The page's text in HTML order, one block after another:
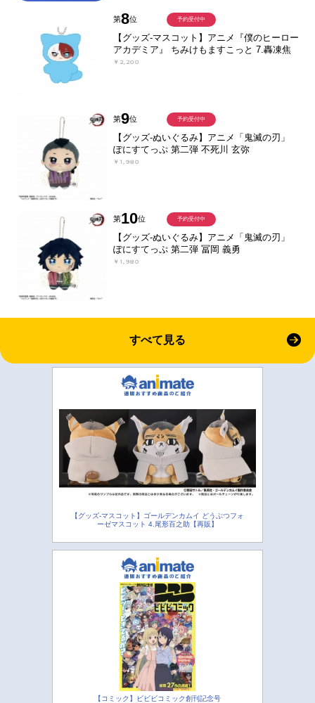
第8位
【グッズ-マスコット】アニメ『僕のヒーロー
アカデミア』 ちみけもますこっと 7.轟凍焦
￥2,200
予約受付中
第9位
【グッズ-ぬいぐるみ】アニメ「鬼滅の刃」
ぽにすてっぷ 第二弾 不死川 玄弥
￥1,980
予約受付中
第10位
【グッズ-ぬいぐるみ】アニメ「鬼滅の刃」
ぽにすてっぷ 第二弾 冨岡 義勇
￥1,980
予約受付中
すべて見る
【グッズ-マスコット】ゴールデンカムイ どうぶつフォ
ーゼマスコット 4.尾形百之助【再販】
【コミック】ビビビコミック創刊記念号